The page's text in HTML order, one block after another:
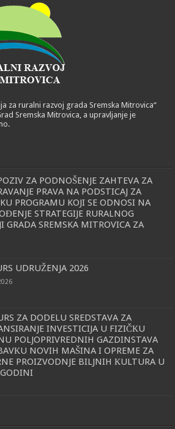
za ruralni razvoj grada Sremska Mitrovica“
Sremska Mitrovica, a upravljanje je
ZA PODNOŠENJE ZAHTEVA ZA
PRAVA NA PODSTICAJ ZA
PROGRAMU KOJI SE ODNOSI NA
STRATEGIJE RURALNOG
GRADA SREMSKA MITROVICA ZA
UDRUŽENJA 2026
ZA DODELU SREDSTAVA ZA
INVESTICIJA U FIZIČКU
POLJOPRIVREDNIH GAZDINSTAVA
NOVIH MAŠINA I OPREME ZA
PROIZVODNJE BILJNIH КULTURA U